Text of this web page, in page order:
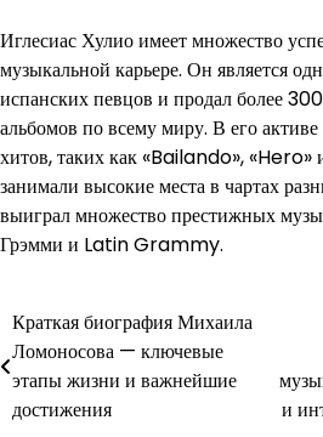
Иглесиас Хулио имеет множество
музыкальной карьере. Он является
испанских певцов и продал более
альбомов по всему миру. В его
хитов, таких как «Bailando»,
занимали высокие места в чартах
выиграл множество престижных
Грэмми и Latin Grammy.
Навигация
по
записям
Краткая биография Михаила
Ломоносова — ключевые
этапы жизни и важнейшие
достижения
и